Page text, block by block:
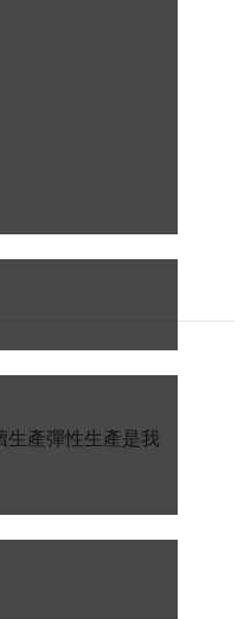
生產彈性生產是我